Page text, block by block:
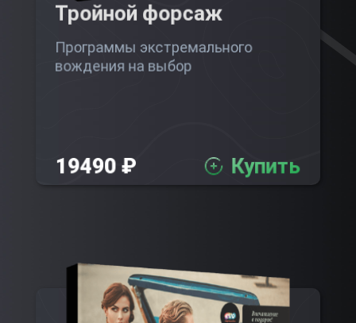
Тройной форсаж
Программы экстремального
вождения на выбор
19490 ₽ Купить